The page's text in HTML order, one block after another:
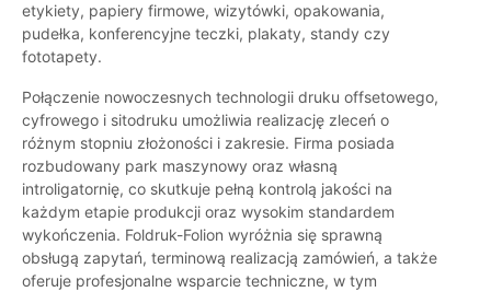
etykiety, papiery firmowe, wizytówki, opakowania,
pudełka, konferencyjne teczki, plakaty, standy czy
fototapety.
Połączenie nowoczesnych technologii druku offsetowego,
cyfrowego i sitodruku umożliwia realizację zleceń o
różnym stopniu złożoności i zakresie. Firma posiada
rozbudowany park maszynowy oraz własną
introligatornię, co skutkuje pełną kontrolą jakości na
każdym etapie produkcji oraz wysokim standardem
wykończenia. Foldruk-Folion wyróżnia się sprawną
obsługą zapytań, terminową realizacją zamówień, a także
oferuje profesjonalne wsparcie techniczne, w tym